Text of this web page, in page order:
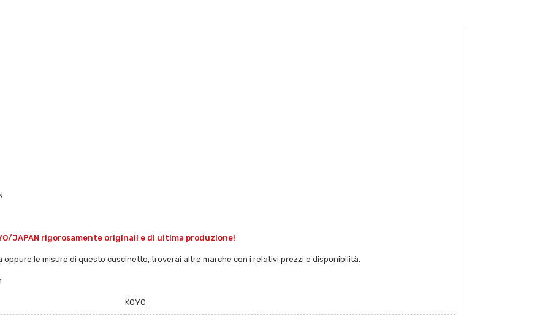
JAPAN rigorosamente originali e di ultima produzione!
le misure di questo cuscinetto, troverai altre marche con i relativi prezzi e disponibilità.
KOYO